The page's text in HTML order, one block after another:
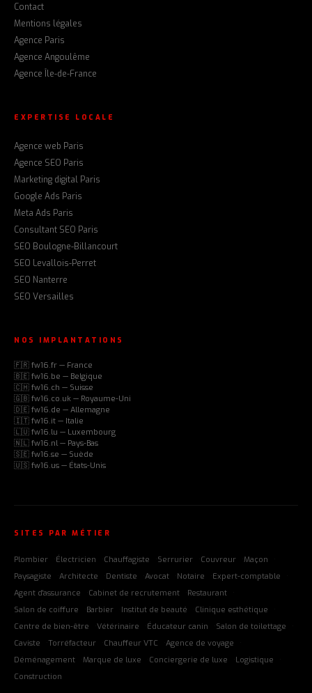
Contact
Mentions légales
Agence Paris
Agence Angoulême
Agence Île-de-France
EXPERTISE LOCALE
Agence web Paris
Agence SEO Paris
Marketing digital Paris
Google Ads Paris
Meta Ads Paris
Consultant SEO Paris
SEO Boulogne-Billancourt
SEO Levallois-Perret
SEO Nanterre
SEO Versailles
NOS IMPLANTATIONS
🇫🇷 fw16.fr — France
🇧🇪 fw16.be — Belgique
🇨🇭 fw16.ch — Suisse
🇬🇧 fw16.co.uk — Royaume-Uni
🇩🇪 fw16.de — Allemagne
🇮🇹 fw16.it — Italie
🇱🇺 fw16.lu — Luxembourg
🇳🇱 fw16.nl — Pays-Bas
🇸🇪 fw16.se — Suède
🇺🇸 fw16.us — États-Unis
SITES PAR MÉTIER
Plombier Électricien Chauffagiste Serrurier Couvreur
Maçon
Paysagiste
Architecte Dentiste Avocat Notaire
Expert-comptable
Agent d'assurance
Cabinet de recrutement
Restaurant
Salon de coiffure
Barbier Institut de beauté
Clinique esthétique
Centre de bien-être
Vétérinaire Éducateur canin
Salon de toilettage
Caviste
Torréfacteur Chauffeur VTC
Agence de voyage
Déménagement
Marque de luxe Conciergerie de luxe
Logistique
Construction